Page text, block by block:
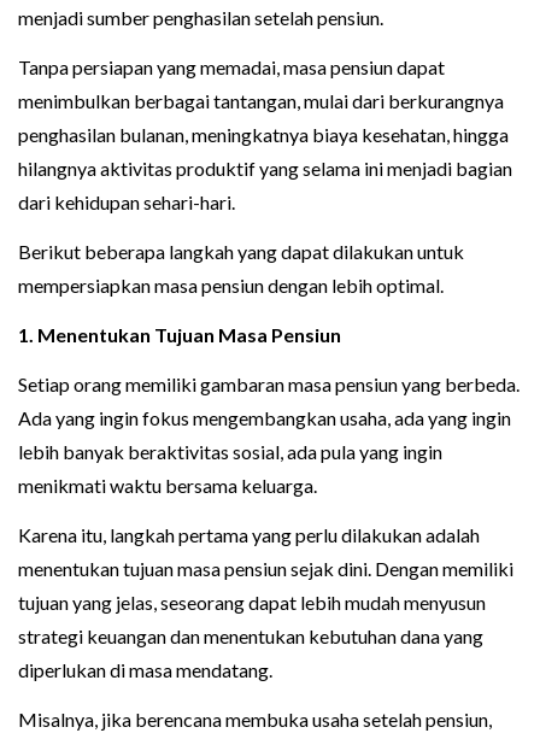
menjadi sumber penghasilan setelah pensiun.
Tanpa persiapan yang memadai, masa pensiun dapat
menimbulkan berbagai tantangan, mulai dari berkurangnya
penghasilan bulanan, meningkatnya biaya kesehatan, hingga
hilangnya aktivitas produktif yang selama ini menjadi bagian
dari kehidupan sehari-hari.
Berikut beberapa langkah yang dapat dilakukan untuk
mempersiapkan masa pensiun dengan lebih optimal.
1. Menentukan Tujuan Masa Pensiun
Setiap orang memiliki gambaran masa pensiun yang berbeda.
Ada yang ingin fokus mengembangkan usaha, ada yang ingin
lebih banyak beraktivitas sosial, ada pula yang ingin
menikmati waktu bersama keluarga.
Karena itu, langkah pertama yang perlu dilakukan adalah
menentukan tujuan masa pensiun sejak dini. Dengan memiliki
tujuan yang jelas, seseorang dapat lebih mudah menyusun
strategi keuangan dan menentukan kebutuhan dana yang
diperlukan di masa mendatang.
Misalnya, jika berencana membuka usaha setelah pensiun,